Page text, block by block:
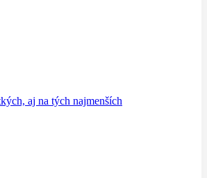
aj na tých najmenších